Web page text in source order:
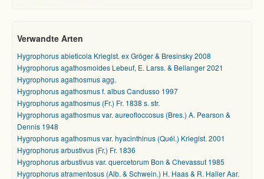
Verwandte Arten
Hygrophorus abieticola Krieglst. ex Gröger & Bresinsky 2008
Hygrophorus agathosmoides Lebeuf, E. Larss. & Bellanger 2021
Hygrophorus agathosmus agg.
Hygrophorus agathosmus f. albus Candusso 1997
Hygrophorus agathosmus (Fr.) Fr. 1838 s. str.
Hygrophorus agathosmus var. aureofloccosus (Bres.) A. Pearson &
Dennis 1948
Hygrophorus agathosmus var. hyacinthinus (Quél.) Krieglst. 2001
Hygrophorus arbustivus (Fr.) Fr. 1836
Hygrophorus arbustivus var. quercetorum Bon & Chevassut 1985
Hygrophorus atramentosus (Alb. & Schwein.) H. Haas & R. Haller Aar.